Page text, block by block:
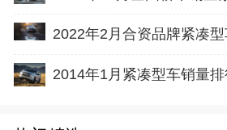
2014年1月紧凑型车销量